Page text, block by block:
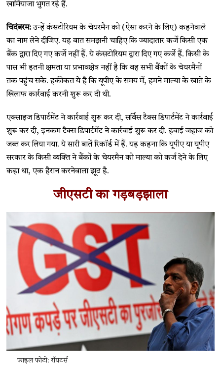
खामियाजा भुगत रहे हैं.
चिदंबरम:उन्हें कंसटोरियम के चेयरमैन को (ऐसा करने के लिए) कहनेवाले
का नाम लेने दीजिए. यह बात समझनी चाहिए कि ज्यादातार कर्जे किसी एक
बैंक द्वारा दिए गए कर्जे नहीं हैं. ये कंसटोरियम द्वारा दिए गए कर्जे हैं. किसी के
पास भी इतनी क्षमता या प्रभावक्षेत्र नहीं है कि वह सभी बैंकों के चेयरमैनों
तक पहुंच सके. हकीकत ये है कि यूपीए के समय में, हमने माल्या के खाते के
खिलाफ कार्रवाई करनी शुरू कर दी थी.
एक्साइज डिपार्टमेंट ने कार्रवाई शुरू कर दी, सर्विस टैक्स डिपार्टमेंट ने कार्रवाई
शुरू कर दी, इनकम टैक्स डिपार्टमेंट ने कार्रवाई शुरू कर दी. हवाई जहाज को
जब्त कर लिया गया. ये सारी बातें रिकॉर्ड में हैं. यह कहना कि यूपीए या यूपीए
सरकार के किसी व्यक्ति ने बैंकों के चेयरमैन को माल्या को कर्ज देने के लिए
कहा था, एक हैरान करनेवाला झूठ है.
जीएसटी का गड़बड़झाला
फाइल फोटो: रॉयटर्स